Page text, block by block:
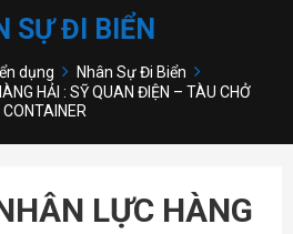
SỰ ĐI BIỂN
dụng
Nhân Sự Đi Biển
HẢI : SỸ QUAN ĐIỆN – TÀU CHỞ
CONTAINER
LỰC HÀNG